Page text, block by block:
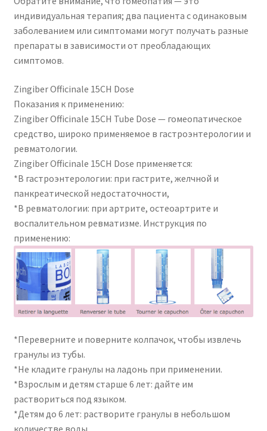
индивидуальная терапия; два пациента с одинаковым
заболеванием или симптомами могут получать разные
препараты в зависимости от преобладающих
симптомов.
Zingiber Officinale 15CH Dose
Показания к применению:
Zingiber Officinale 15CH Tube Dose — гомеопатическое
средство, широко применяемое в гастроэнтерологии и
ревматологии.
Zingiber Officinale 15CH Dose применяется:
*В гастроэнтерологии: при гастрите, желчной и
панкреатической недостаточности,
*В ревматологии: при артрите, остеоартрите и
воспалительном ревматизме. Инструкция по
применению:
*Переверните и поверните колпачок, чтобы извлечь
гранулы из тубы.
*Не кладите гранулы на ладонь при применении.
*Взрослым и детям старше 6 лет: дайте им
раствориться под языком.
*Детям до 6 лет: растворите гранулы в небольшом